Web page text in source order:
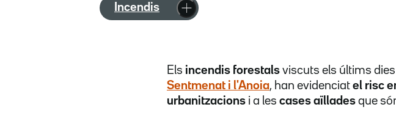
Incendis
Els incendis forestals viscuts els últims
Sentmenat i l'Anoia, han evidenciat el risc
urbanitzacions i a les cases aïllades que